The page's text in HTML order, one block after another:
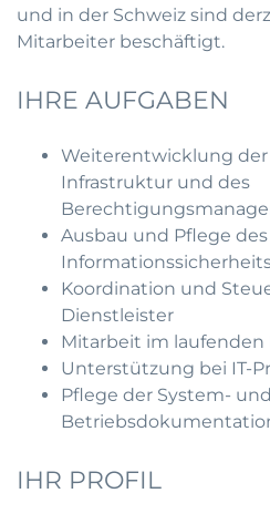
und in der Schweiz sind
Mitarbeiter beschäftigt.
IHRE AUFGABEN
Weiterentwicklung der
Infrastruktur und des
Ausbau und Pflege des
Koordination und
Dienstleister
Mitarbeit im laufenden
Unterstützung bei IT-
Pflege der System- und
IHR PROFIL